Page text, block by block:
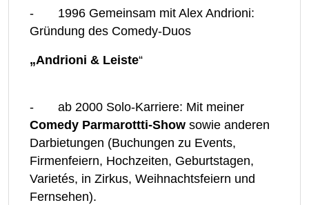
- 1996 Gemeinsam mit Alex Andrioni:
Gründung des Comedy-Duos
„Andrioni & Leiste“
- ab 2000 Solo-Karriere: Mit meiner
Comedy Parmarottti-Show sowie anderen
Darbietungen (Buchungen zu Events,
Firmenfeiern, Hochzeiten, Geburtstagen,
Varietés, in Zirkus, Weihnachtsfeiern und
Fernsehen).